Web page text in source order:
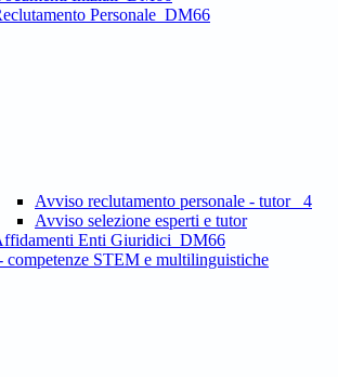
Personale_DM66
Avviso reclutamento personale - tutor _4
Avviso selezione esperti e tutor
Enti Giuridici_DM66
competenze STEM e multilinguistiche